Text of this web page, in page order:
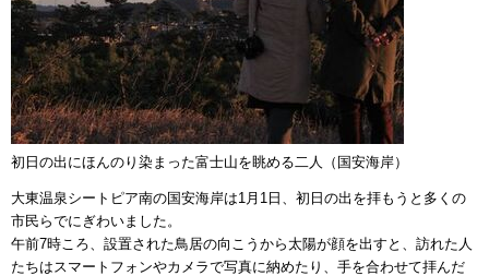
初日の出にほんのり染まった富士山を眺める二人（国安海岸）
大東温泉シートピア南の国安海岸は1月1日、初日の出を拝もうと多くの
市民らでにぎわいました。
午前7時ころ、設置された鳥居の向こうから太陽が顔を出すと、訪れた人
たちはスマートフォンやカメラで写真に納めたり、手を合わせて拝んだ